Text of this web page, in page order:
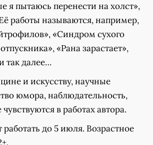
я пытаюсь перенести на холст»,
работы называются, например,
«Синдром сухого
«Рана зарастает»,
так далее…
и искусству, научные
юмора, наблюдательность,
в работах автора.
работать до 5 июля. Возрастное